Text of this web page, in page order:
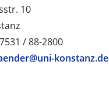
10
/ 88-2800
konstanz.de